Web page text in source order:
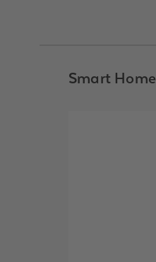
Smart Home